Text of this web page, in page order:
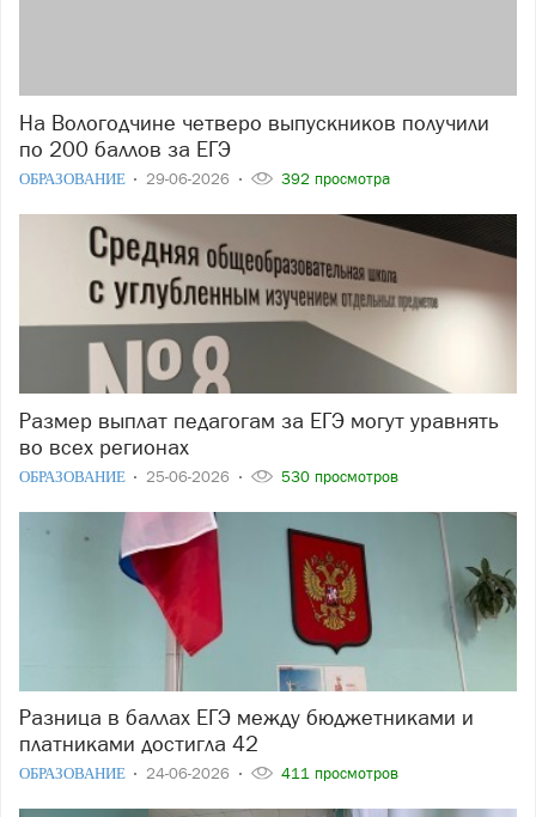
На Вологодчине четверо выпускников получили
по 200 баллов за ЕГЭ
ОБРАЗОВАНИЕ 29-06-2026 392 просмотра
Размер выплат педагогам за ЕГЭ могут уравнять
во всех регионах
ОБРАЗОВАНИЕ 25-06-2026 530 просмотров
Разница в баллах ЕГЭ между бюджетниками и
платниками достигла 42
ОБРАЗОВАНИЕ 24-06-2026 411 просмотров